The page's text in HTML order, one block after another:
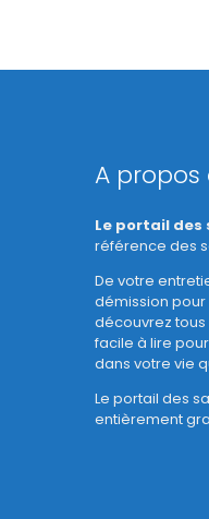
A
Le portail des
référence des
De votre
démission
découvrez
facile à lire
dans votre vie
Le portail des
entièrement